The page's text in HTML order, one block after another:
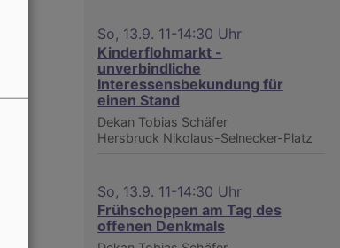
So, 13.9. 11-14:30 Uhr
Kinderflohmarkt -
unverbindliche
Interessensbekundung für
einen Stand
Dekan Tobias Schäfer
Hersbruck Nikolaus-Selnecker-Platz
So, 13.9. 11-14:30 Uhr
Frühschoppen am Tag des
offenen Denkmals